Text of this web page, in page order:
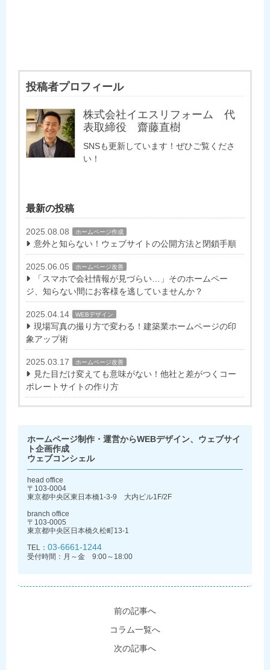
投稿者プロフィール
株式会社イエスリフォーム 代
表取締役 齋藤直樹
SNSも更新しています！ぜひご覧くださ
い！
最新の投稿
2025.08.08 ホームページ作成
意外と知らない！ウェブサイトの公開方法と閉鎖手順
2025.06.05 ホームページ改善
「スマホで会社情報が見づらい…」そのホームペー
ジ、知らない間にお客様を逃していませんか？
2025.04.14 WEBデザイン
現場写真の撮り方で変わる！建築業ホームページの印
象アップ術
2025.03.17 ホームページ改善
見た目だけ変えても意味がない！他社と差がつくコー
ポレートサイトの作り方
ホームページ制作・運営からWEBデザイン、ウェブサイ
ト企画作成
ウェブコンシェル
head office
〒103-0004
東京都中央区東日本橋1-3-9 大内ビル1F/2F
branch office
〒103-0005
東京都中央区日本橋久松町13-1
TEL： 03-6661-1244
受付時間：月～金 9:00～18:00
前の記事へ
コラム一覧へ
次の記事へ